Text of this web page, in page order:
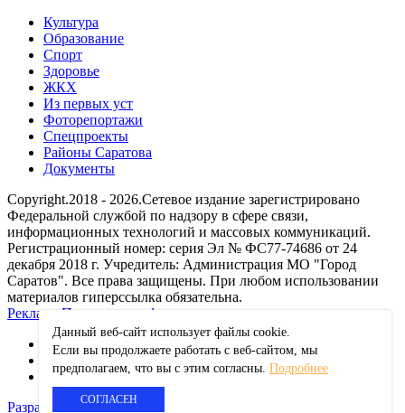
Культура
Образование
Спорт
Здоровье
ЖКХ
Из пеpвых уст
Фоторепортажи
Спецпроекты
Районы Саратова
Документы
Copyright.2018 - 2026.Сетевое издание зарегистрировано
Федеральной службой по надзору в сфере связи,
информационных технологий и массовых коммуникаций.
Регистрационный номер: серия Эл № ФС77-74686 от 24
декабря 2018 г. Учредитель: Администрация МО "Город
Саратов". Все права защищены. При любом использовании
материалов гиперссылка обязательна.
Реклама
Политика конфиденциальности
vk
Разработка сайта
Данный веб-сайт использует файлы сookie.
Если вы продолжаете работать с веб-сайтом, мы
предполагаем, что вы с этим согласны. Подробнее
СОГЛАСЕН